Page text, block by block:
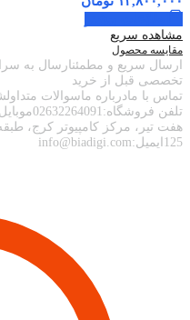
مشاهده سریع
مقایسه محصول
ارسال سریع و مطمئنارسال به
تخصصی قبل از خرید
تماس با مادرباره ماسوالات
هفت تیر، مرکز کامپیوتر کرج،
125ایمیل:info@biadigi.com